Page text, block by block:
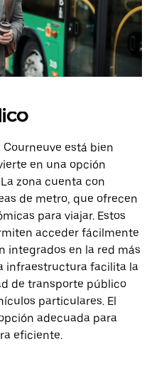
está bien
en una opción
zona cuenta con
de metro, que ofrecen
para viajar. Estos
acceder fácilmente
integrados en la red más
infraestructura facilita la
de transporte público
particulares. El
adecuada para
eficiente.